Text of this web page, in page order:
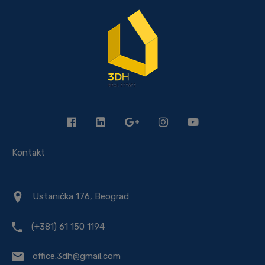
Kontakt
Ustanička 176, Beograd
(+381) 61 150 1194
office.3dh@gmail.com